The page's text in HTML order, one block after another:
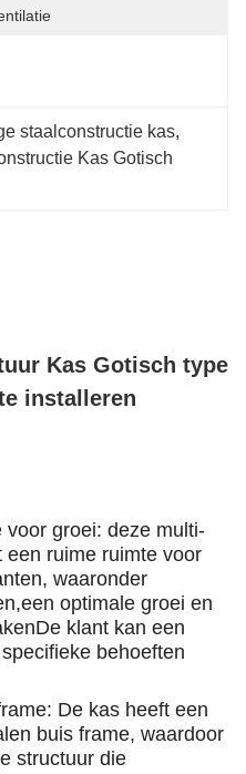
staalconstructie kas,
Kas Gotisch
Kas Gotisch type
installeren
groei: deze multi-
ruime ruimte voor
waaronder
optimale groei en
klant kan een
behoeften
De kas heeft een
buis frame, waardoor
structuur die